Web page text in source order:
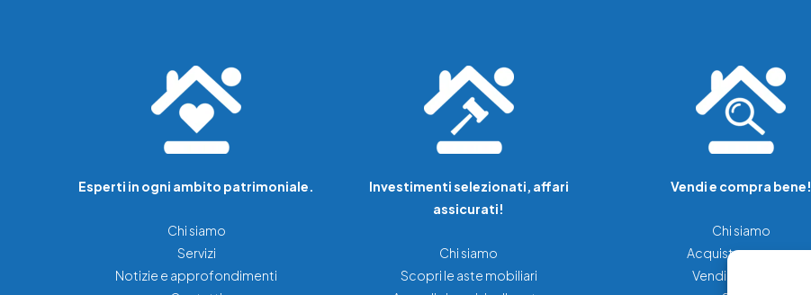
Esperti in ogni ambito patrimoniale.
Chi siamo
Servizi
Notizie e approfondimenti
Investimenti selezionati, affari
assicurati!
Chi siamo
Scopri le aste mobiliari
Vendi e compra bene!
Chi siamo
Acquista una casa
Vendi la tua casa